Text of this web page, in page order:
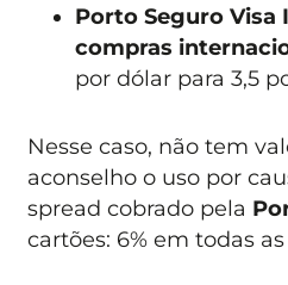
Porto Seguro Visa
compras
por dólar para 3,5
Nesse caso, não tem
aconselho o uso por
spread cobrado pela
cartões: 6% em todas